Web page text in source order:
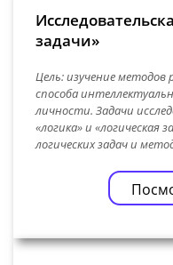
задачи»
Цель: изучение методов
способа
личности. Задачи
«логика» и «логическая
логических задач и